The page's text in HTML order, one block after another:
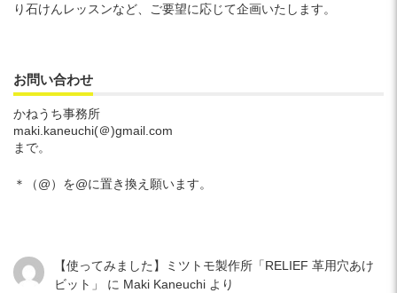
り石けんレッスンなど、ご要望に応じて企画いたします。
お問い合わせ
かねうち事務所
maki.kaneuchi(＠)gmail.com
まで。
＊（@）を@に置き換え願います。
【使ってみました】ミツトモ製作所「RELIEF 革用穴あけ
ビット」
に Maki Kaneuchiより